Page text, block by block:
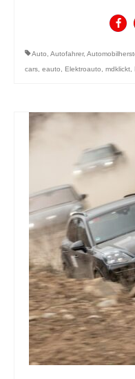
Auto, Autofahrer,
cars, eauto, Elektroauto, mdklickt,